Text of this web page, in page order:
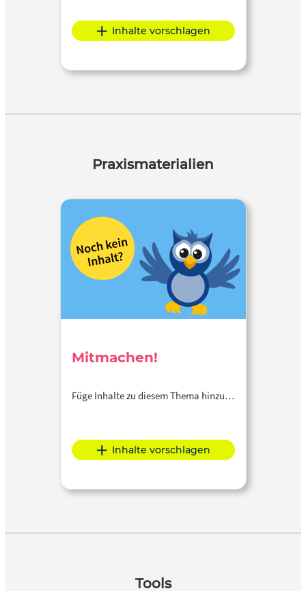
Inhalte vorschlagen
Praxismaterialien
Mitmachen!
Füge Inhalte zu diesem Thema hinzu…
Inhalte vorschlagen
Tools